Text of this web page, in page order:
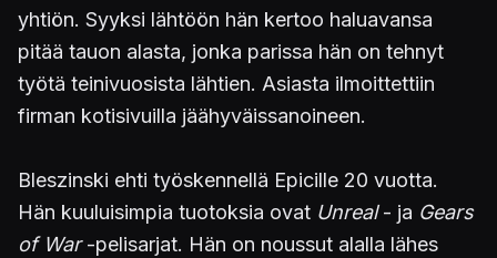
yhtiön. Syyksi lähtöön hän kertoo haluavansa
pitää tauon alasta, jonka parissa hän on tehnyt
työtä teinivuosista lähtien. Asiasta ilmoittettiin
firman kotisivuilla jäähyväissanoineen.
Bleszinski ehti työskennellä Epicille 20 vuotta.
Hän kuuluisimpia tuotoksia ovat Unreal- ja Gears
of War-pelisarjat. Hän on noussut alalla lähes